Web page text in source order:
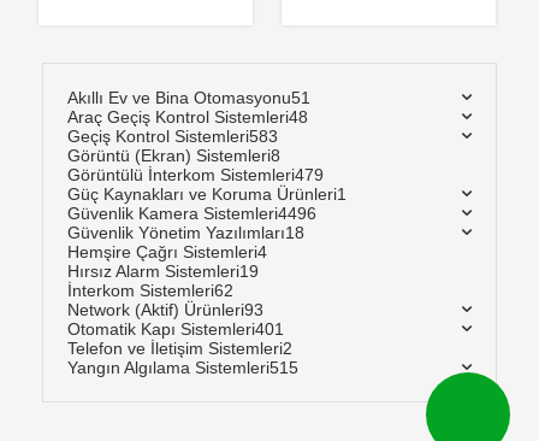
Akıllı Ev ve Bina Otomasyonu51
Araç Geçiş Kontrol Sistemleri48
Geçiş Kontrol Sistemleri583
Görüntü (Ekran) Sistemleri8
Görüntülü İnterkom Sistemleri479
Güç Kaynakları ve Koruma Ürünleri1
Güvenlik Kamera Sistemleri4496
Güvenlik Yönetim Yazılımları18
Hemşire Çağrı Sistemleri4
Hırsız Alarm Sistemleri19
İnterkom Sistemleri62
Network (Aktif) Ürünleri93
Otomatik Kapı Sistemleri401
Telefon ve İletişim Sistemleri2
Yangın Algılama Sistemleri515